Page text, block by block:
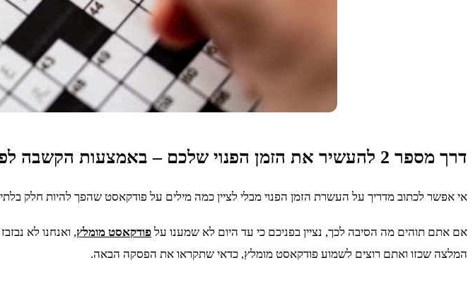
דרך מספר 2 להעשיר את הזמן הפנוי שלכם – באמצעות הקשבה לפודקאסט
אי אפשר לכתוב מדריך על העשרת הזמן הפנוי מבלי לציין כמה מילים על פודקאסט שהפך להיות חלק
אם אתם תוהים מה הסיבה לכך, נציין בפניכם כי עד היום לא שמענו על פודקאסט מומלץ, ואנחנו לא
המלצה שכזו ואתם רוצים לשמוע פודקאסט מומלץ, כדאי שתקראו את הפסקה הבאה.